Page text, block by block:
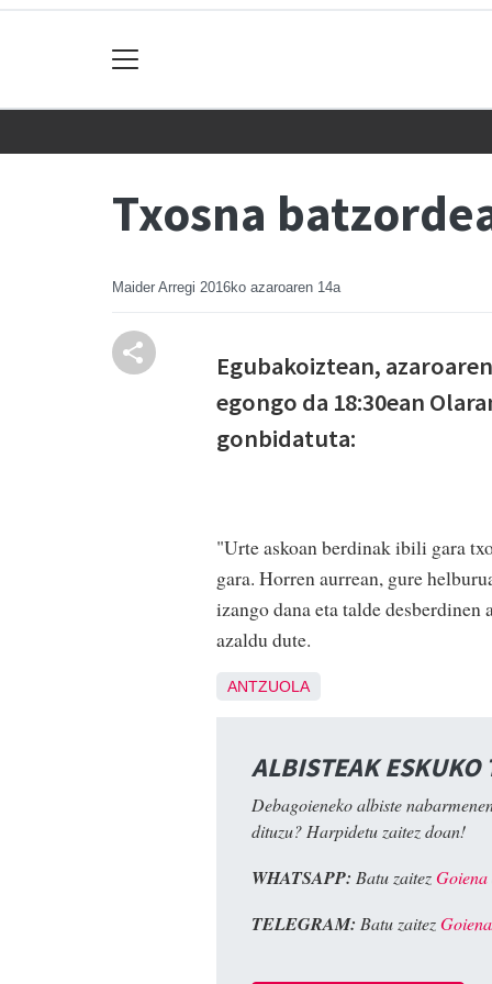
Txosna
Maider Arregi 2016ko azaroaren 14a
Egubakoiztean,
egongo da 18:30ean
gonbidatuta:
"Urte askoan berdinak ibili gara
gara. Horren aurrean, gure
izango dana eta talde
azaldu dute.
ANTZUOLA
ALBISTEAK ESKUKO
Debagoieneko albiste
dituzu? Harpidetu zaitez doan!
WHATSAPP: Batu zaitezGoiena
TELEGRAM: Batu zaitez